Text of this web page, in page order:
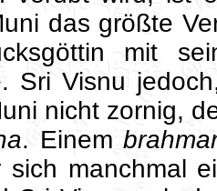
das größte
mit
Sri Visnu
nicht zornig,
. Einem
sich manchmal